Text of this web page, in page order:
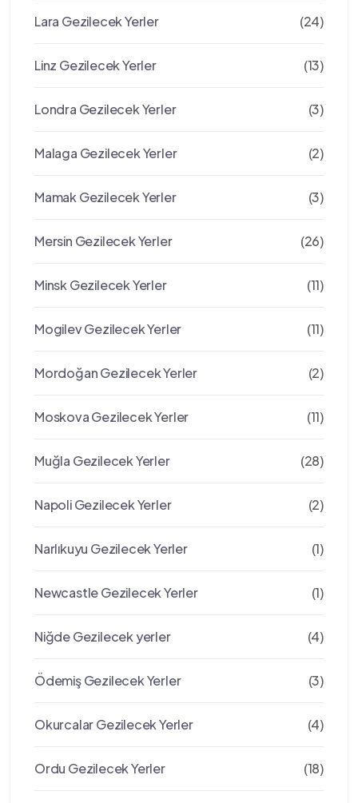
Lara Gezilecek Yerler (24)
Linz Gezilecek Yerler (13)
Londra Gezilecek Yerler (3)
Malaga Gezilecek Yerler (2)
Mamak Gezilecek Yerler (3)
Mersin Gezilecek Yerler (26)
Minsk Gezilecek Yerler (11)
Mogilev Gezilecek Yerler (11)
Mordoğan Gezilecek Yerler (2)
Moskova Gezilecek Yerler (11)
Muğla Gezilecek Yerler (28)
Napoli Gezilecek Yerler (2)
Narlıkuyu Gezilecek Yerler (1)
Newcastle Gezilecek Yerler (1)
Niğde Gezilecek yerler (4)
Ödemiş Gezilecek Yerler (3)
Okurcalar Gezilecek Yerler (4)
Ordu Gezilecek Yerler (18)